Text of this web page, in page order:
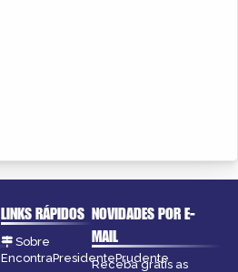
LINKS RÁPIDOS
Sobre
EncontraPresidentePrudente
NOVIDADES POR E-
MAIL
Receba grátis as